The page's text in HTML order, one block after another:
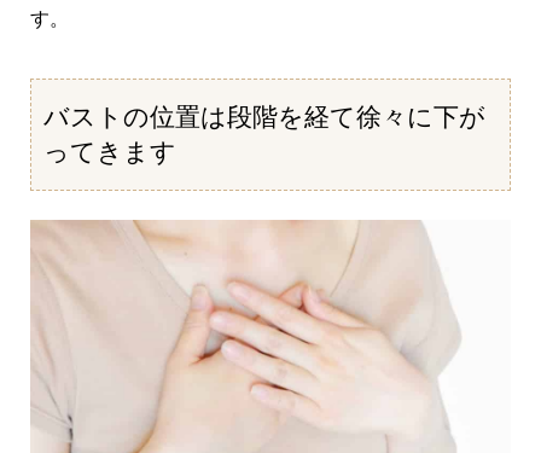
す。
バストの位置は段階を経て徐々に下が
ってきます